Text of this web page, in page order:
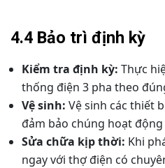
4.4 Bảo trì định kỳ
Kiểm tra định kỳ: Thực
thống điện 3 pha theo
Vệ sinh: Vệ sinh các thiết
đảm bảo chúng hoạt
Sửa chữa kịp thời: Khi
ngay với thợ điện có